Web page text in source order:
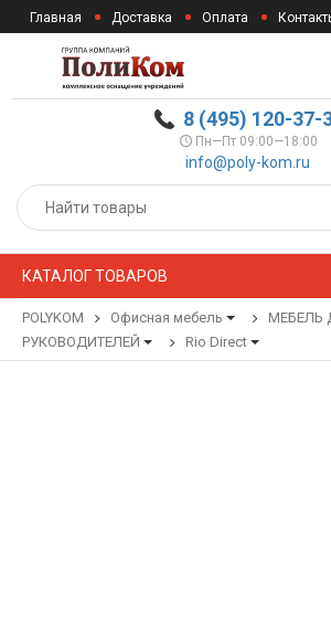
Главная Доставка Оплата
8 (495) 120-37-
Пн—Пт 09:00—18:00
info@poly-kom.ru
КАТАЛОГ ТОВАРОВ
POLYKOM Офисная мебель
МЕБЕЛЬ
РУКОВОДИТЕЛЕЙ
Rio Direct